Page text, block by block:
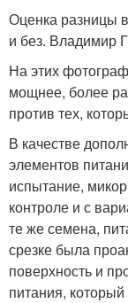
Оценка разницы
и без. Владимир
На этих
мощнее, более
против тех,
В качестве
элементов
испытание,
контроле и с
те же семена,
срезке была
поверхность и
питания,